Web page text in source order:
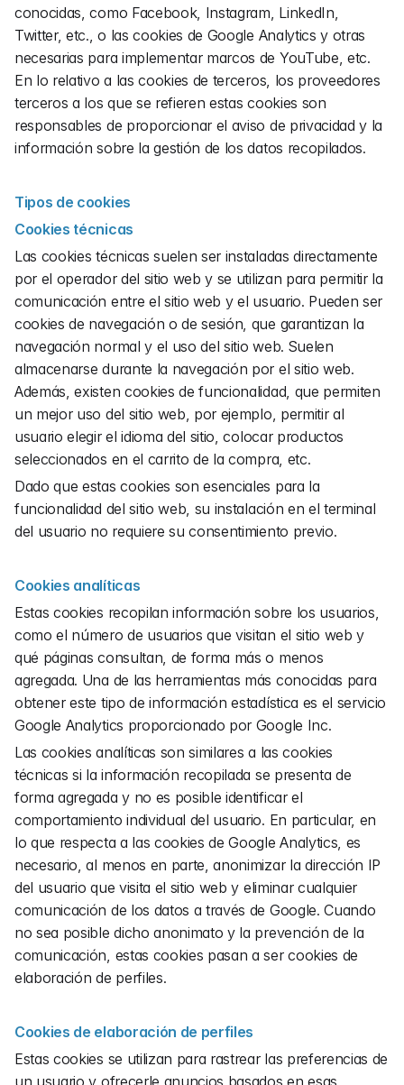
conocidas, como Facebook, Instagram, LinkedIn,
Twitter, etc., o las cookies de Google Analytics y otras
necesarias para implementar marcos de YouTube, etc.
En lo relativo a las cookies de terceros, los proveedores
terceros a los que se refieren estas cookies son
responsables de proporcionar el aviso de privacidad y la
información sobre la gestión de los datos recopilados.
Tipos de cookies
Cookies técnicas
Las cookies técnicas suelen ser instaladas directamente
por el operador del sitio web y se utilizan para permitir la
comunicación entre el sitio web y el usuario. Pueden ser
cookies de navegación o de sesión, que garantizan la
navegación normal y el uso del sitio web. Suelen
almacenarse durante la navegación por el sitio web.
Además, existen cookies de funcionalidad, que permiten
un mejor uso del sitio web, por ejemplo, permitir al
usuario elegir el idioma del sitio, colocar productos
seleccionados en el carrito de la compra, etc.
Dado que estas cookies son esenciales para la
funcionalidad del sitio web, su instalación en el terminal
del usuario no requiere su consentimiento previo.
Cookies analíticas
Estas cookies recopilan información sobre los usuarios,
como el número de usuarios que visitan el sitio web y
qué páginas consultan, de forma más o menos
agregada. Una de las herramientas más conocidas para
obtener este tipo de información estadística es el servicio
Google Analytics proporcionado por Google Inc.
Las cookies analíticas son similares a las cookies
técnicas si la información recopilada se presenta de
forma agregada y no es posible identificar el
comportamiento individual del usuario. En particular, en
lo que respecta a las cookies de Google Analytics, es
necesario, al menos en parte, anonimizar la dirección IP
del usuario que visita el sitio web y eliminar cualquier
comunicación de los datos a través de Google. Cuando
no sea posible dicho anonimato y la prevención de la
comunicación, estas cookies pasan a ser cookies de
elaboración de perfiles.
Cookies de elaboración de perfiles
Estas cookies se utilizan para rastrear las preferencias de
un usuario y ofrecerle anuncios basados en esas